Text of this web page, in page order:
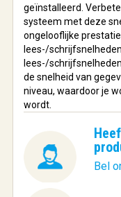
geïnstalleerd.
systeem met deze
ongelooflijke
lees-/
lees-/
de snelheid van
niveau, waardoor je
wordt.
Bel